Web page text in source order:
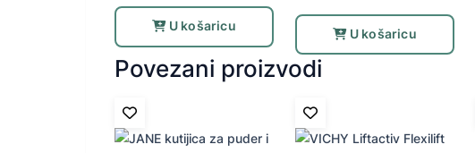
U košaricu
U košaricu
Povezani proizvodi